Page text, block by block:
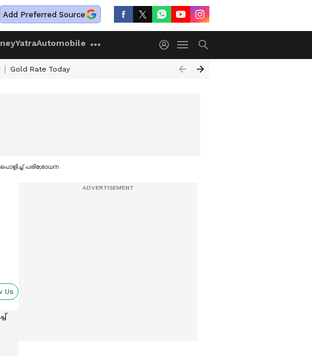
Add Preferred Source
YatraAutomobile
Gold Rate Today
പൊളിച്ച് പരിശോധന
Us